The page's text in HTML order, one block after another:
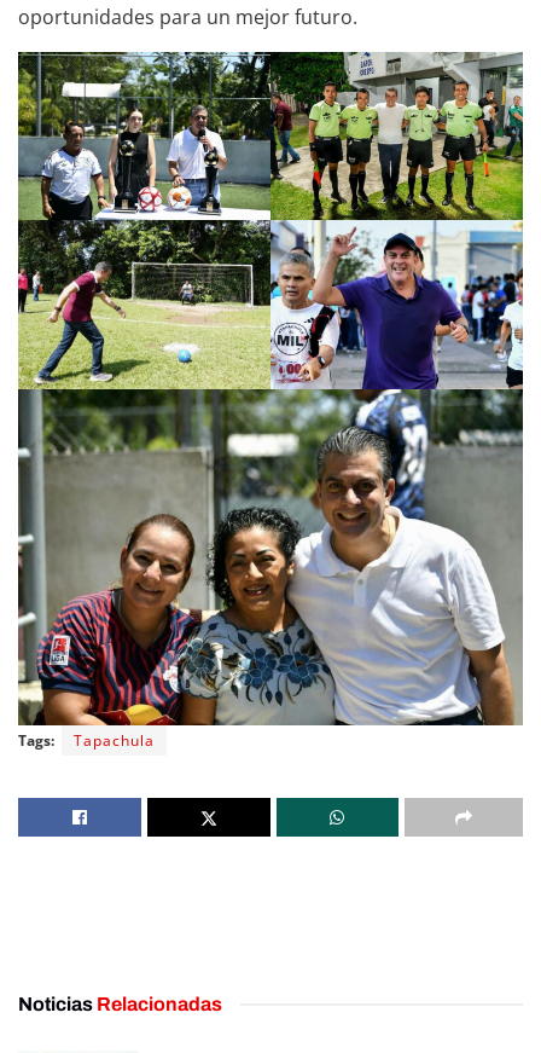
oportunidades para un mejor futuro.
Tags: Tapachula
Noticias Relacionadas